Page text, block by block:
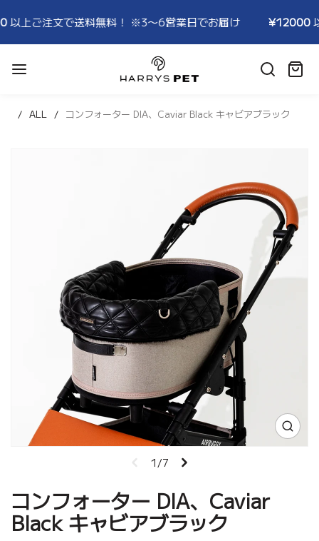
無料！ ※3〜6営業日でお届け ¥12000以上ご注文で送
HARRYSPET
カ
ALL コンフォーター DIA、Caviar Black キャビアブラック
1/7
コンフォーター DIA、Caviar
Black キャビアブラック